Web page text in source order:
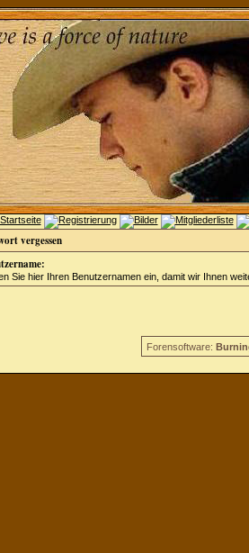
vergessen
Sie hier Ihren Benutzernamen ein, damit wir Ihnen
Forensoftware: